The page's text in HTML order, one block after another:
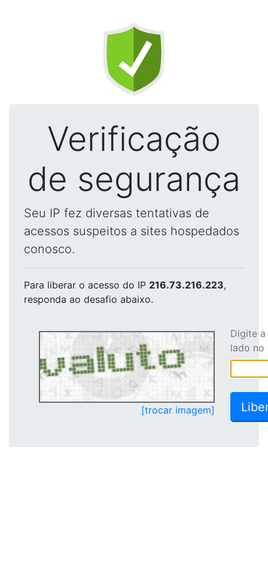
Verificação
de segurança
Seu IP fez diversas tentativas de
acessos suspeitos a sites hospedados
conosco.
Para liberar o acesso do IP 216.73.216.223,
responda ao desafio abaixo.
[trocar imagem]
Digite
lado no